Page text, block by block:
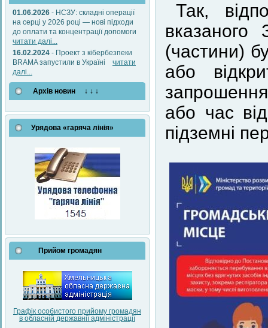
01.06.2026 - НСЗУ: складні операції
на серці у 2026 році — нові підходи
до оплати та концентрації допомоги
читати далі...
16.02.2024 - Проект з кібербезпеки
BRAMA запустили в Україні читати
далі...
Архів новин ↓ ↓ ↓
Урядова «гаряча лінія»
Прийом громадян
Графік особистого прийому громадян
в обласній державнії адміністрації
Так,
вказаного
(частини)
або
або час
підземні